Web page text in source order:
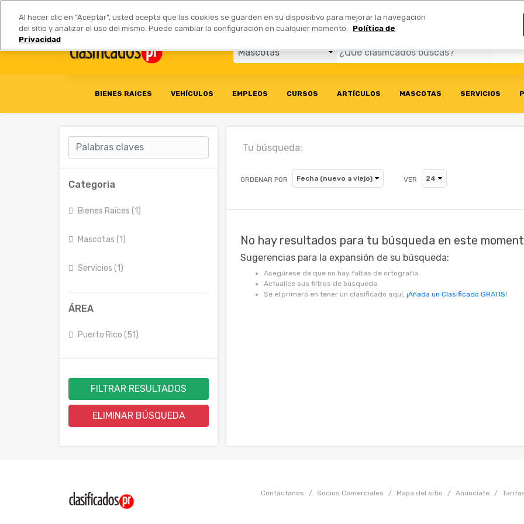
Anúnciate | Tarifas Socios Comerciales
BIENES RAICES VEHÍCULOS EMPLEOS CURSOS ARTÍCULOS MASCOTAS SERVICIOS
Categoria
Bienes Raíces (1)
Mascotas (1)
Servicios (1)
ÁREA
Puerto Rico (51)
FILTRAR RESULTADOS
ELIMINAR BÚSQUEDA
Tu búsqueda:
ORDENAR POR VER
No hay resultados para tu búsqueda en este
Sugerencias para la expansión de su búsqueda:
Asegúrese de que no hay faltas de ortografía.
Actualice sus filtros de búsqueda
Sé el primero en tener un clasificado aquí, ¡Añada un Clasificado GRATIS!
Contáctanos / Socios Comerciales / Mapa del sitio / Anúnciate /
Al hacer clic en “Aceptar”, usted acepta que las cookies se guarden en su dispositivo para mejorar la navegación
del sitio y analizar el uso del mismo. Puede cambiar la configuración en cualquier momento.
Política de
Privacidad